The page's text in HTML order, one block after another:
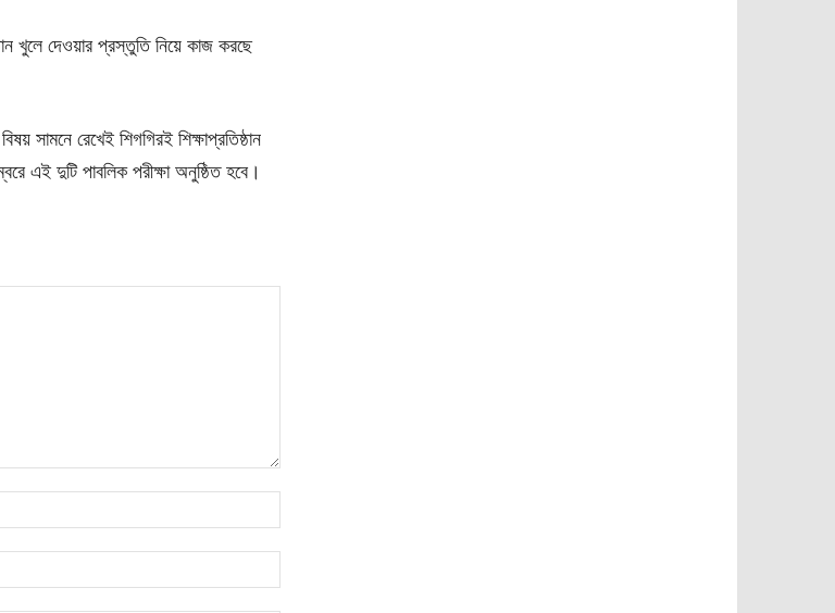
খুলে দেওয়ার প্রস্তুতি নিয়ে কাজ করছে
সামনে রেখেই শিগগিরই শিক্ষাপ্রতিষ্ঠান
এই দুটি পাবলিক পরীক্ষা অনুষ্ঠিত হবে।